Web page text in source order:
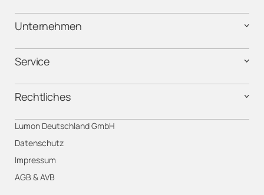
Unternehmen
Service
Rechtliches
Lumon Deutschland GmbH
Datenschutz
Impressum
AGB & AVB